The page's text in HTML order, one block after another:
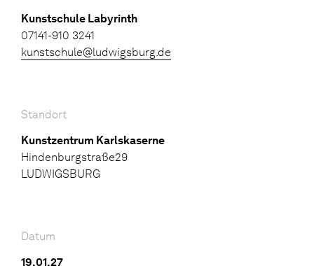
Kunstschule Labyrinth
07141-910 3241
kunstschule@ludwigsburg.de
Standort
Kunstzentrum Karlskaserne
Hindenburgstraße29
LUDWIGSBURG
Datum
19.01.27